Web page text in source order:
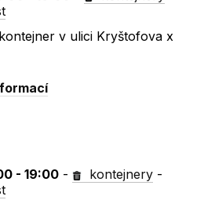
v ulici Kryštofova x
- 19:00 - kontejnery -